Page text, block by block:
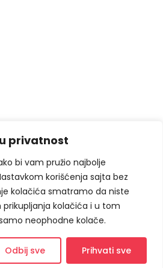
privatnost
bi vam pružio najbolje
korišćenja sajta bez
kolačića smatramo da niste
prikupljanja kolačića i u tom
neophodne kolače.
Odbij sve Prihvati sve